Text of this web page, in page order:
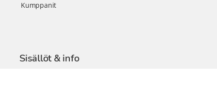
Kumppanit
Sisällöt & info